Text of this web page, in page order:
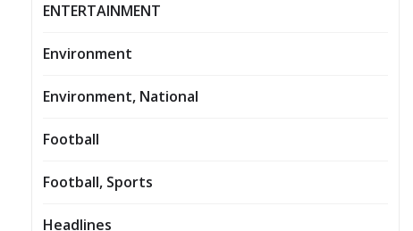
ENTERTAINMENT
Environment
Environment, National
Football
Football, Sports
Headlines